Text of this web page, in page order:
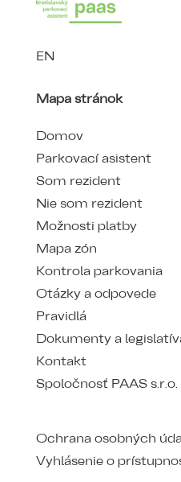
EN
Mapa stránok
Domov
Parkovací asistent
Som rezident
Nie som rezident
Možnosti platby
Mapa zón
Kontrola parkovania
Otázky a odpovede
Pravidlá
Dokumenty a
Kontakt
Spoločnosť PAAS s.r.o.
Ochrana osobných
Vyhlásenie o